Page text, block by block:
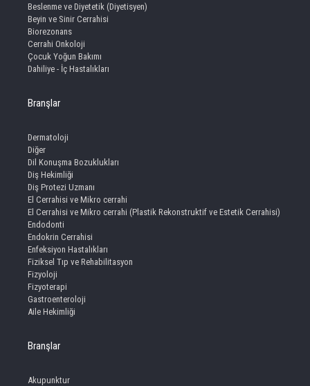
Beslenme ve Diyetetik (Diyetisyen)
Beyin ve Sinir Cerrahisi
Biorezonans
Cerrahi Onkoloji
Çocuk Yoğun Bakımı
Dahiliye - İç Hastalıkları
Branşlar
Dermatoloji
Diğer
Dil Konuşma Bozuklukları
Diş Hekimliği
Diş Protezi Uzmanı
El Cerrahisi ve Mikro cerrahi
El Cerrahisi ve Mikro cerrahi (Plastik Rekonstruktif ve Estetik Cerrahisi)
Endodonti
Endokrin Cerrahisi
Enfeksiyon Hastalıkları
Fiziksel Tıp ve Rehabilitasyon
Fizyoloji
Fizyoterapi
Gastroenteroloji
Aile Hekimliği
Branşlar
Akupunktur